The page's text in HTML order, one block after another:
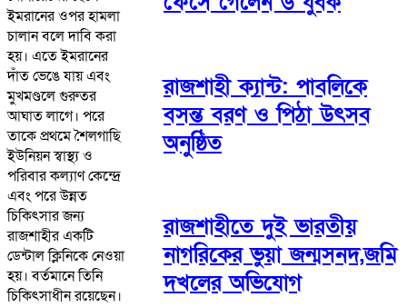
ইমরানের ওপর হামলা
চালান বলে দাবি করা
হয়। এতে ইমরানের
দাঁত ভেঙে যায় এবং
মুখমণ্ডলে গুরুতর
আঘাত লাগে। পরে
তাকে প্রথমে শৈলগাছি
ইউনিয়ন স্বাস্থ্য ও
পরিবার কল্যাণ কেন্দ্রে
এবং পরে উন্নত
চিকিৎসার জন্য
রাজশাহীর একটি
ডেন্টাল ক্লিনিকে নেওয়া
হয়। বর্তমানে তিনি
চিকিৎসাধীন রয়েছেন।
রাজশাহী ক্যান্ট: পাবলিকে
বসন্ত বরণ ও পিঠা উৎসব
অনুষ্ঠিত
রাজশাহীতে দুই ভারতীয়
নাগরিকের ভুয়া জন্মসনদ,জমি
দখলের অভিযোগ